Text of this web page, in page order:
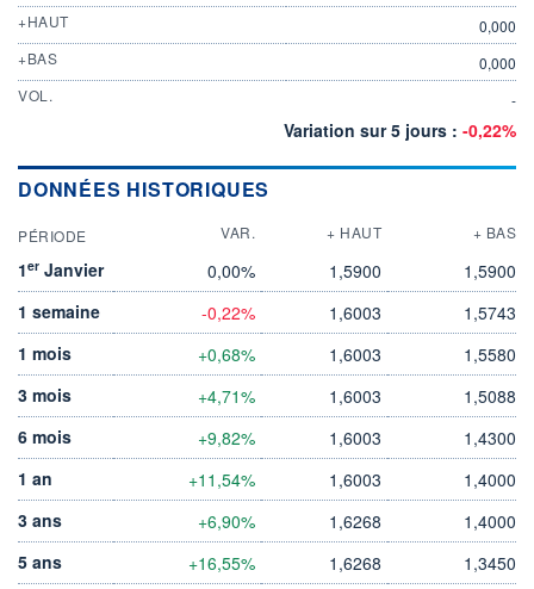
+HAUT
0,000
+BAS
0,000
VOL.
-
Variation sur 5 jours : -0,22%
DONNÉES HISTORIQUES
PÉRIODE VAR. + HAUT + BAS
1er Janvier 0,00% 1,5900
1,5900
1 semaine
-0,22% 1,6003
1,5743
1 mois
+0,68% 1,6003
1,5580
3 mois
+4,71% 1,6003
1,5088
6 mois
+9,82% 1,6003
1,4300
1 an
+11,54% 1,6003
1,4000
3 ans
+6,90% 1,6268
1,4000
5 ans
+16,55% 1,6268
1,3450